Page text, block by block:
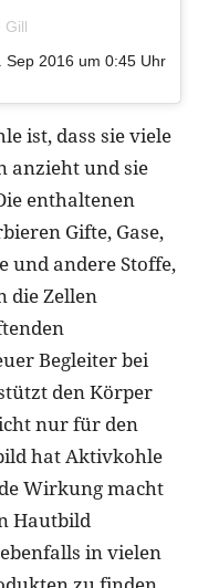
Gill
Sep 2016 um 0:45 Uhr
ist, dass sie viele
anzieht und sie
enthaltenen
Gifte, Gase,
und andere Stoffe,
die Zellen
Begleiter bei
den Körper
nur für den
hat Aktivkohle
Wirkung macht
Hautbild
in vielen